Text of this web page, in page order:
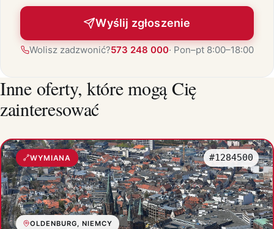
Wyślij zgłoszenie
Wolisz zadzwonić?573 248 000· Pon–pt 8:00–18:00
Inne oferty, które mogą Cię
zainteresować
WYMIANA #1284500
OLDENBURG, NIEMCY